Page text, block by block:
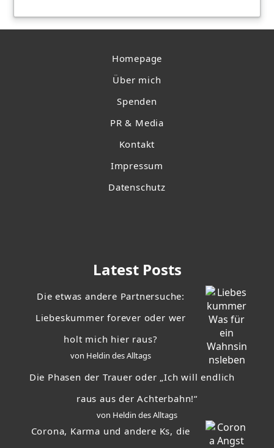
Homepage
Über mich
Spenden
PR & Media
Kontakt
Impressum
Datenschutz
Latest Posts
Die etwas andere Partnersuche:
Liebeskummer forever oder wer
holt mich hier raus?
von Heldin des Alltags
Die Phasen der Trauer oder „Ich will endlich
raus aus der Achterbahn!“
von Heldin des Alltags
Corona, Karma und andere Ks, die